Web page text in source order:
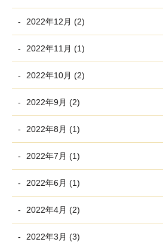
2022年12月 (2)
2022年11月 (1)
2022年10月 (2)
2022年9月 (2)
2022年8月 (1)
2022年7月 (1)
2022年6月 (1)
2022年4月 (2)
2022年3月 (3)